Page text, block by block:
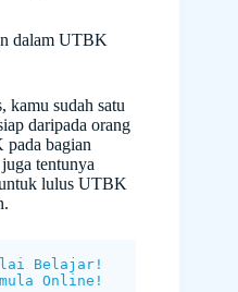
dalam UTBK
kamu sudah satu
daripada orang
bagian
tentunya
untuk lulus UTBK
Belajar!
Online!